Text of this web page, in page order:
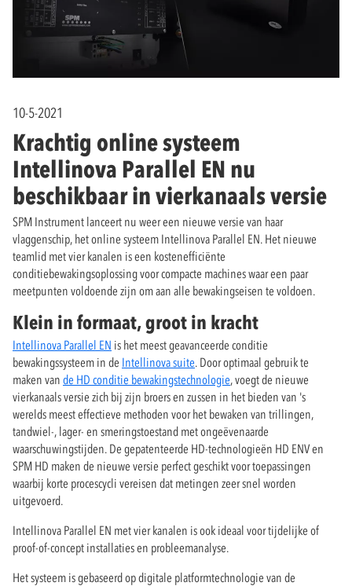
10-5-2021
Krachtig online systeem
Intellinova Parallel EN nu
beschikbaar in vierkanaals versie
SPM Instrument lanceert nu weer een nieuwe versie van haar
vlaggenschip, het online systeem Intellinova Parallel EN. Het nieuwe
teamlid met vier kanalen is een kostenefficiënte
conditiebewakingsoplossing voor compacte machines waar een paar
meetpunten voldoende zijn om aan alle bewakingseisen te voldoen.
Klein in formaat, groot in kracht
Intellinova Parallel EN is het meest geavanceerde conditie
bewakingssysteem in de Intellinova suite. Door optimaal gebruik te
maken van de HD conditie bewakingstechnologie, voegt de nieuwe
vierkanaals versie zich bij zijn broers en zussen in het bieden van 's
werelds meest effectieve methoden voor het bewaken van trillingen,
tandwiel-, lager- en smeringstoestand met ongeëvenaarde
waarschuwingstijden. De gepatenteerde HD-technologieën HD ENV en
SPM HD maken de nieuwe versie perfect geschikt voor toepassingen
waarbij korte procescycli vereisen dat metingen zeer snel worden
uitgevoerd.
Intellinova Parallel EN met vier kanalen is ook ideaal voor tijdelijke of
proof-of-concept installaties en probleemanalyse.
Het systeem is gebaseerd op digitale platformtechnologie van de